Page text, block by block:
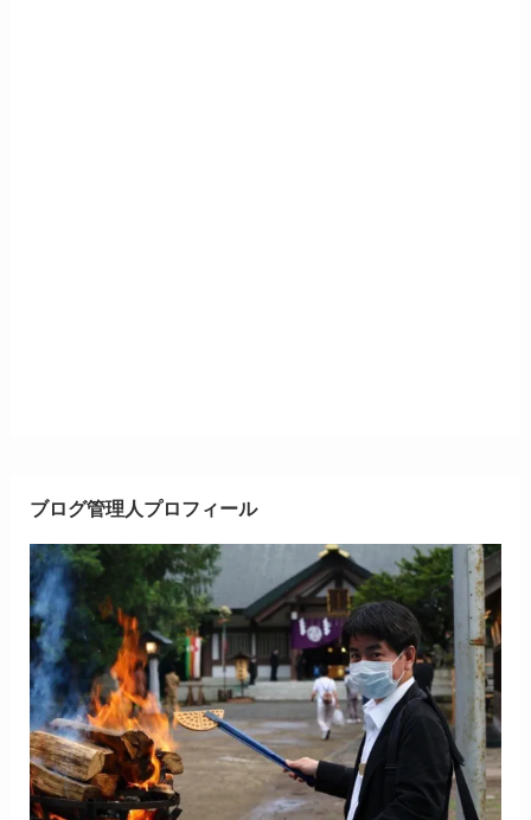
ブログ管理人プロフィール